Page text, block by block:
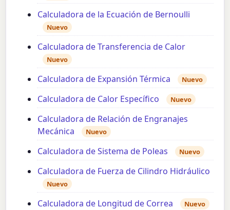
Calculadora de la Ecuación de Bernoulli
Nuevo
Calculadora de Transferencia de Calor
Nuevo
Calculadora de Expansión Térmica Nuevo
Calculadora de Calor Específico Nuevo
Calculadora de Relación de Engranajes
Mecánica
Nuevo
Calculadora de Sistema de Poleas Nuevo
Calculadora de Fuerza de Cilindro Hidráulico
Nuevo
Calculadora de Longitud de Correa Nuevo